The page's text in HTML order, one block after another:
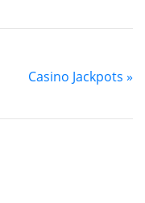
Casino Jackpots »